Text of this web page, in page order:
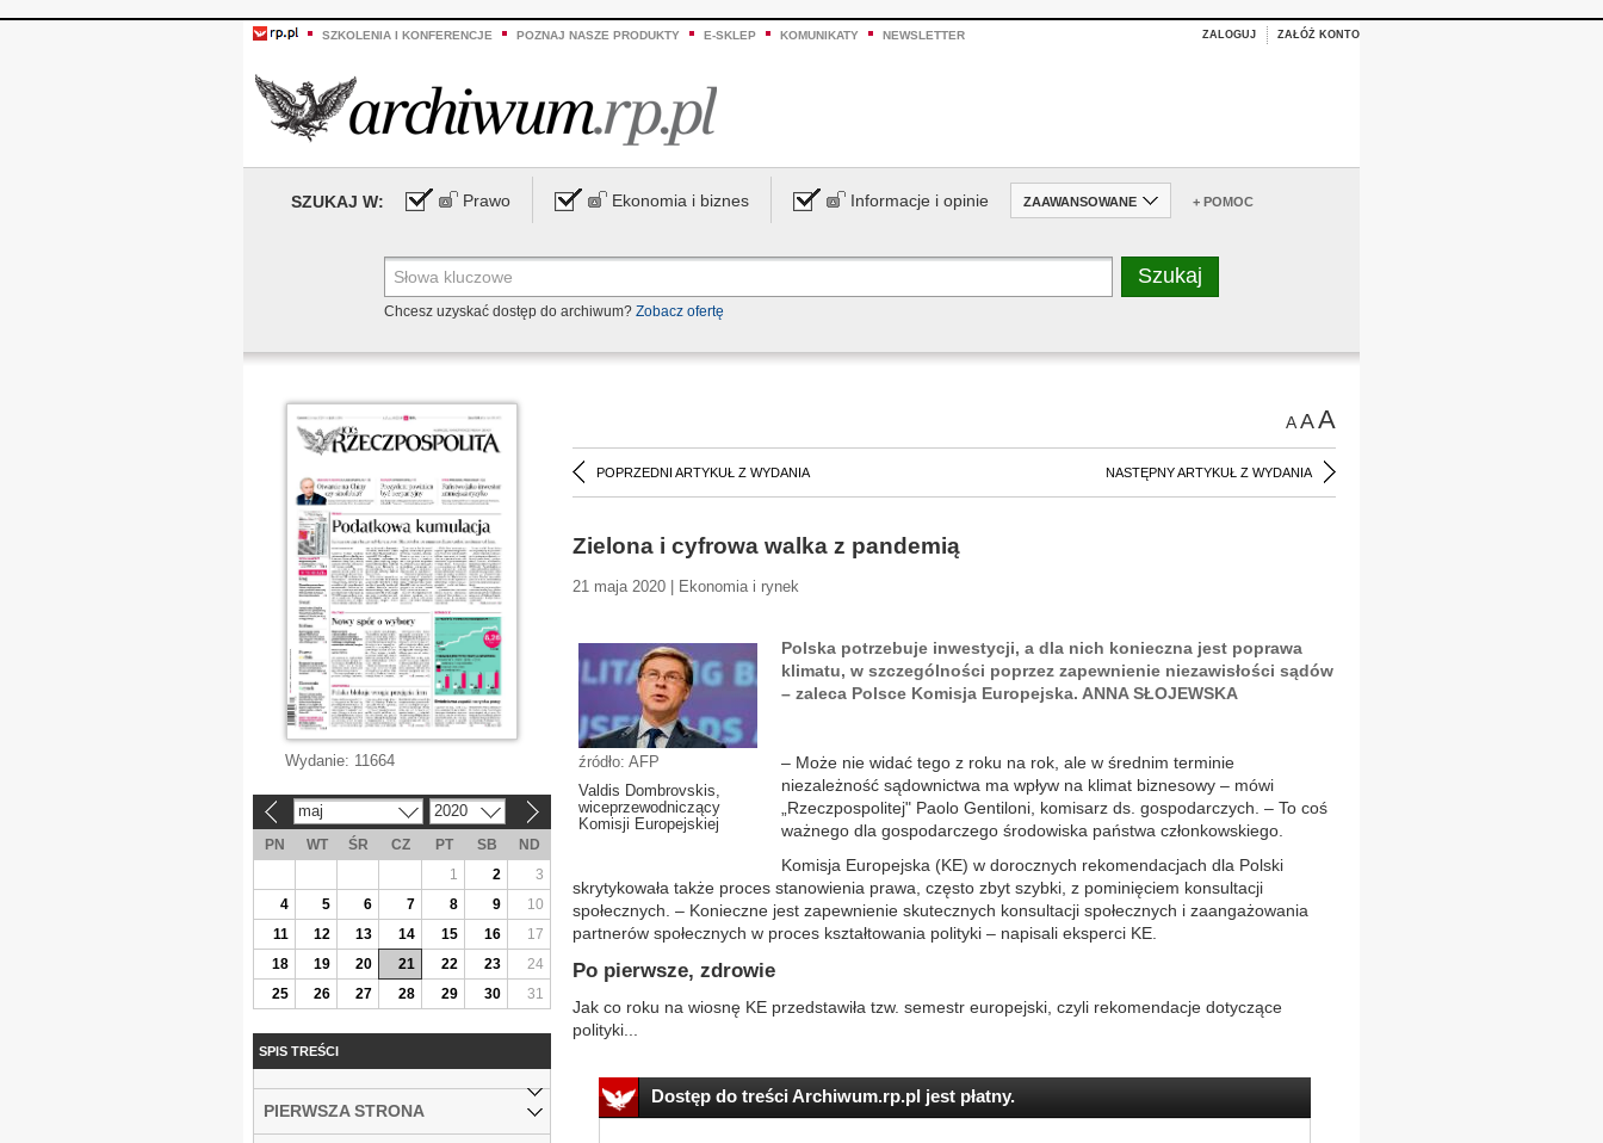
SZKOLENIA I KONFERENCJE POZNAJ NASZE PRODUKTY E-SKLEP KOMUNIKATY NEWSLETTER ZALOGUJ ZAŁÓŻ KONTO
SZUKAJ W: Prawo Ekonomia i biznes Informacje i opinie ZAAWANSOWANE + POMOC
Chcesz uzyskać dostęp do archiwum? Zobacz ofertę
AAA
POPRZEDNI ARTYKUŁ Z WYDANIA NASTĘPNY ARTYKUŁ Z WYDANIA
Zielona i cyfrowa walka z pandemią
21 maja 2020 | Ekonomia i rynek
źródło: AFP
Valdis Dombrovskis,
wiceprzewodniczący
Komisji Europejskiej
Polska potrzebuje inwestycji, a dla nich konieczna jest poprawa
klimatu, w szczególności poprzez zapewnienie niezawisłości sądów
– zaleca Polsce Komisja Europejska. ANNA SŁOJEWSKA
– Może nie widać tego z roku na rok, ale w średnim terminie
niezależność sądownictwa ma wpływ na klimat biznesowy – mówi
„Rzeczpospolitej" Paolo Gentiloni, komisarz ds. gospodarczych. – To coś
ważnego dla gospodarczego środowiska państwa członkowskiego.
Komisja Europejska (KE) w dorocznych rekomendacjach dla Polski
skrytykowała także proces stanowienia prawa, często zbyt szybki, z pominięciem konsultacji
społecznych. – Konieczne jest zapewnienie skutecznych konsultacji społecznych i zaangażowania
partnerów społecznych w proces kształtowania polityki – napisali eksperci KE.
Po pierwsze, zdrowie
Jak co roku na wiosnę KE przedstawiła tzw. semestr europejski, czyli rekomendacje dotyczące
polityki...
Dostęp do treści Archiwum.rp.pl jest płatny.
Wydanie: 11664
maj 2020
PN WT ŚR CZ PT SB
ND
1
2
3
4
5 6 7 8 9
10
11
12 13 14 15 16
17
18
19 20 21 22 23
24
25
26 27 28 29 30 31
SPIS TREŚCI
PIERWSZA STRONA